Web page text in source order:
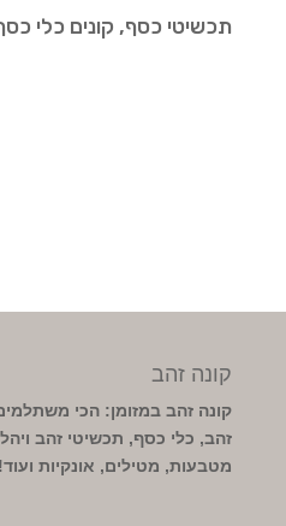
תכשיטי כסף, קונים כלי
קונה זהב
קונה זהב במזומן: הכי
זהב, כלי כסף, תכשיטי זהב
מטבעות, מטילים, אונקיות